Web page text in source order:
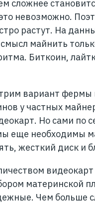
сложнее
невозможно.
растут. На
майнить
Биткоин,
вариант
у частных
Но сами по
еще необходимы
жесткий диск и
материнской
Чем больше